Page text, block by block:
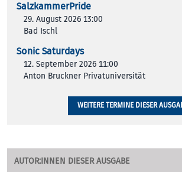
SalzkammerPride
29. August 2026 13:00
Bad Ischl
Sonic Saturdays
12. September 2026 11:00
Anton Bruckner Privatuniversität
WEITERE TERMINE DIESER
AUTOR:INNEN DIESER AUSGABE